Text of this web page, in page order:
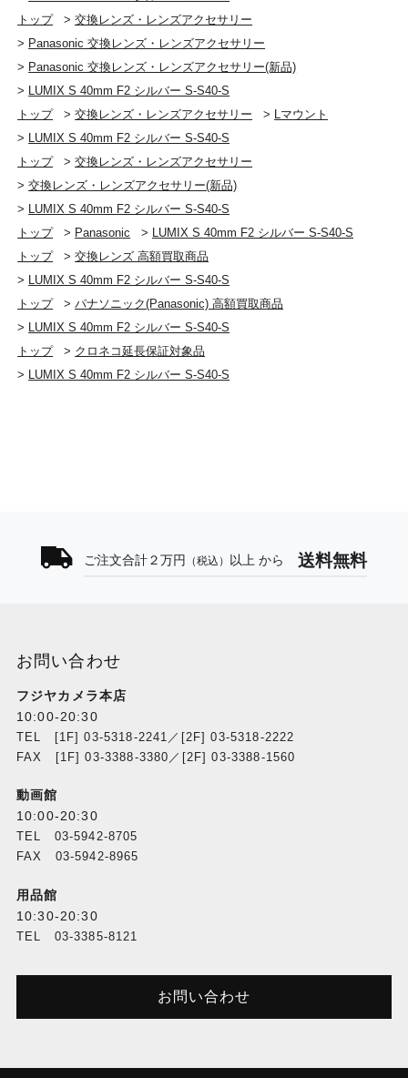
LUMIXは、環境配慮の取り組みを進めています。包装材
の部品点数を従来比で33%削減、プラ材料使用量を85%
削減しました。さらに、環境負荷を軽減するため、段ボ
ール緩衝材を取り入れています。
※詳しくはメーカーページをご確認ください
トップ
>交換レンズ・レンズアクセサリー
> Panasonic 交換レンズ・レンズアクセサリー
> Panasonic 交換レンズ・レンズアクセサリー(新品)
> LUMIX S 40mm F2 シルバー S-S40-S
トップ
>交換レンズ・レンズアクセサリー > Lマウント
> LUMIX S 40mm F2 シルバー S-S40-S
トップ
>交換レンズ・レンズアクセサリー
>交換レンズ・レンズアクセサリー(新品)
> LUMIX S 40mm F2 シルバー S-S40-S
トップ
> Panasonic > LUMIX S 40mm F2 シルバー S-S40-S
トップ
>交換レンズ 高額買取商品
> LUMIX S 40mm F2 シルバー S-S40-S
トップ
>パナソニック(Panasonic) 高額買取商品
> LUMIX S 40mm F2 シルバー S-S40-S
トップ
> クロネコ延長保証対象品
> LUMIX S 40mm F2 シルバー S-S40-S
ご注文合計２万円 （税込） 以上 から 送料無料
お問い合わせ
フジヤカメラ本店
10:00-20:30
TEL [1F] 03-5318-2241／[2F] 03-5318-2222
FAX [1F] 03-3388-3380／[2F] 03-3388-1560
動画館
10:00-20:30
TEL 03-5942-8705
FAX 03-5942-8965
用品館
10:30-20:30
TEL 03-3385-8121
お問い合わせ